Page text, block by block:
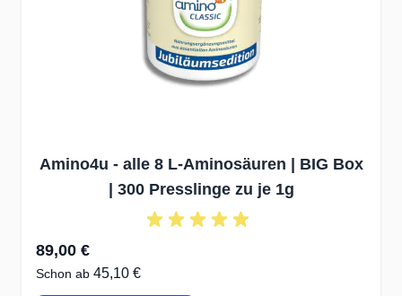
Amino4u - alle 8 L-Aminosäuren | BIG Box
| 300 Presslinge zu je 1g
89,00 €
Schon ab 45,10 €